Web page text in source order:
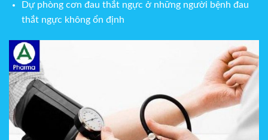
Dự phòng cơn đau thắt ngực ở những người bệnh đau
thắt ngực không ổn định